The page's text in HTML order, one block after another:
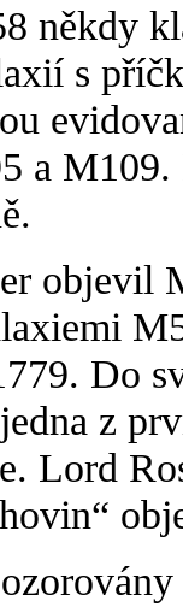
někdy
s
a M109.
objevil
Do
z
Lord